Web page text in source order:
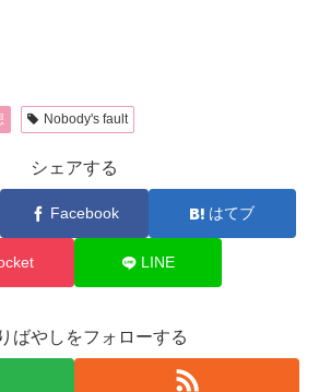
Nobody's fault
シェアする
Facebook はてブ
LINE
ばやしをフォローする